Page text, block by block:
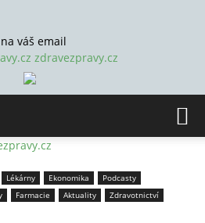
váš email
zdravezpravy.cz
Lékárny Ekonomika
Podcasty
Farmacie Aktuality
Zdravotnictví